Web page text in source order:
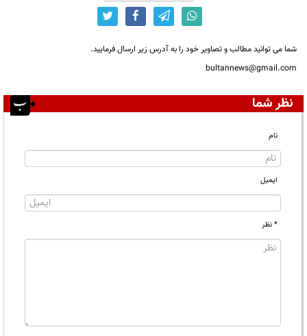
شما می توانید مطالب و تصاویر خود را به آدرس زیر ارسال فرمایید.
bultannews@gmail.com
نظر شما
نام
ایمیل
* نظر